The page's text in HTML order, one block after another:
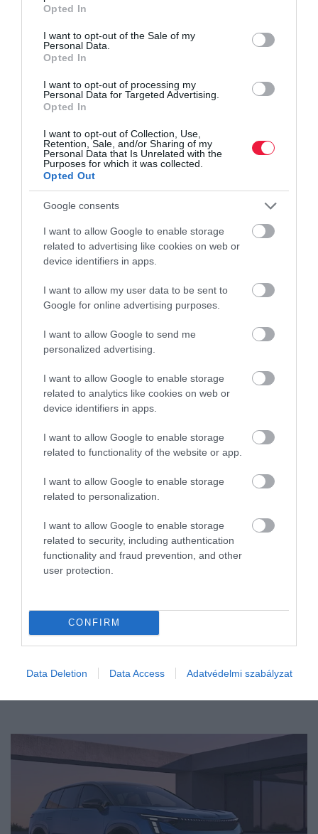
use your data for below specified purposes in below Google
consent section.
Opted In
I want to opt-out of the Sale of my
Personal Data.
Opted In
I want to opt-out of processing my
Personal Data for Targeted Advertising.
Opted In
I want to opt-out of Collection, Use,
Retention, Sale, and/or Sharing of my
Personal Data that Is Unrelated with the
Purposes for which it was collected.
Opted Out
Google consents
I want to allow Google to enable storage
related to advertising like cookies on web or
device identifiers in apps.
I want to allow my user data to be sent to
Google for online advertising purposes.
I want to allow Google to send me
personalized advertising.
I want to allow Google to enable storage
related to analytics like cookies on web or
device identifiers in apps.
I want to allow Google to enable storage
related to functionality of the website or app.
I want to allow Google to enable storage
related to personalization.
I want to allow Google to enable storage
related to security, including authentication
functionality and fraud prevention, and other
user protection.
CONFIRM
Data Deletion Data Access Adatvédelmi szabályzat
Sokkoló, hogy mennyi vezető kérdezi az AI-t
kirúgás előtt
már mesterséges intelligenciát annak eldöntésére, kitől váljanak
meg egy leépítés során. Ugyanakkor 91%-uk állítja, hogy